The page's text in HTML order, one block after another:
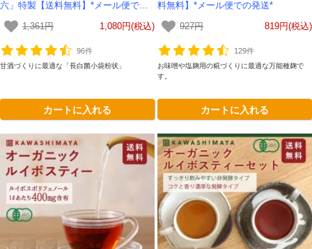
六」特製【送料無料】*メール便での
発送*
1,361円
1,080円(税込)
96件
甘酒づくりに最適な「長白菌小袋粉状」
カートに入れる
料無料】*メール便での発送*
927円 819円(税込)
129件
お味噌や塩麹用の糀づくりに最適な万能種麹で
す。
カートに入れる